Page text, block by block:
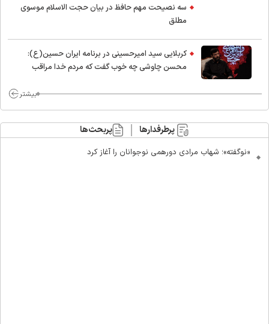
سه نصیحت مهم حافظ در بیان حجت الاسلام موسوی
مطلق
کربلایی سید امیر‌حسینی در برنامه ایران حسین(ع):
محسن چاوشی چه خوب گفت که مردم خدا مراقب
بیشتر
پرطرفدارها پربحث‌ها
«نوگفته»؛ شهاب مرادی دورهمی نوجوانان را آغاز کرد